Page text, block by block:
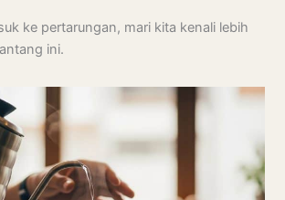
ke pertarungan, mari kita kenali lebih
ini.